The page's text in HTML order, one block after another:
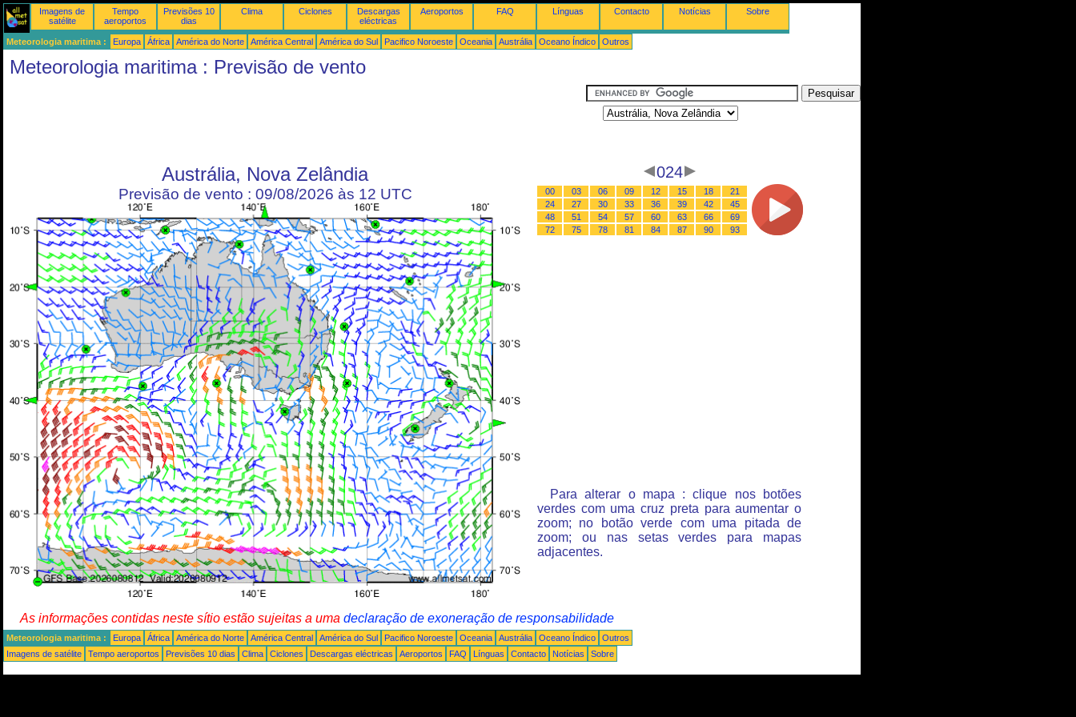
Imagens de
satélite
Tempo
aeroportos
Previsões 10
dias
Clima Ciclones
Descargas
eléctricas
Aeroportos FAQ Línguas Contacto Notícias Sobre
Meteorologia maritima : Europa África América do Norte América Central América do Sul Pacifico Noroeste Oceania Austrália Oceano Índico Outros
Meteorologia maritima : Previsão de vento
Austrália, Nova Zelândia
Previsão de vento : 09/08/2026 às 12 UTC
024
00 03 06 09 12 15 18
21
24
27 30 33 36 39 42
45
48
51 54 57 60 63 66
69
72
75 78 81 84 87 90 93
Para alterar o mapa : clique nos botões
verdes com uma cruz preta para aumentar o
zoom; no botão verde com uma pitada de
zoom; ou nas setas verdes para mapas
adjacentes.
As informações contidas neste sítio estão sujeitas a uma declaração de exoneração de responsabilidade
Meteorologia maritima : Europa África América do Norte América Central América do Sul Pacifico Noroeste Oceania Austrália Oceano Índico
Outros
Imagens de satélite
Tempo aeroportos Previsões 10 dias Clima Ciclones Descargas eléctricas Aeroportos FAQ Línguas Contacto Notícias Sobre